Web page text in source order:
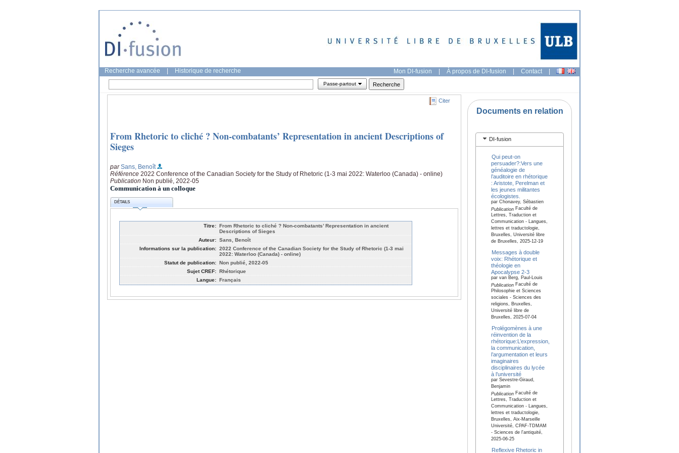
Recherche avancée Historique de recherche Mon DI-fusion | À propos de DI-fusion | Contact |
Passe-partout
Citer
From Rhetoric to cliché ? Non-combatants’ Representation in ancient Descriptions of
Sieges
parSans, Benoît
Référence 2022 Conference of the Canadian Society for the Study of Rhetoric (1-3 mai 2022: Waterloo (Canada) - online)
Publication Non publié, 2022-05
Communication à un colloque
DÉTAILS
Titre: From Rhetoric to cliché ? Non-combatants’ Representation in ancient
Descriptions of Sieges
Auteur: Sans, Benoît
Informations sur la publication: 2022 Conference of the Canadian Society for the Study of Rhetoric (1-3 mai
2022: Waterloo (Canada) - online)
Statut de publication: Non publié, 2022-05
Sujet CREF: Rhétorique
Langue: Français
Documents en relation
DI-fusion
Qui peut-on
persuader?:Vers une
généalogie de
l’auditoire en rhétorique
: Aristote, Perelman et
les jeunes militantes
écologistes.
par Chonavey, Sébastien
PublicationFaculté de
Lettres, Traduction et
Communication - Langues,
lettres et traductologie,
Bruxelles, Université libre
de Bruxelles, 2025-12-19
Messages à double
voix: Rhétorique et
théologie en
Apocalypse 2-3
par van Berg, Paul-Louis
PublicationFaculté de
Philosophie et Sciences
sociales - Sciences des
religions, Bruxelles,
Université libre de
Bruxelles, 2025-07-04
Prolégomènes à une
réinvention de la
rhétorique:L’expression,
la communication,
l’argumentation et leurs
imaginaires
disciplinaires du lycée
à l’université
par Sevestre-Giraud,
Benjamin
PublicationFaculté de
Lettres, Traduction et
Communication - Langues,
lettres et traductologie,
Bruxelles, Aix-Marseille
Université, CPAF-TDMAM
- Sciences de l'antiquité,
2025-06-25
Reflexive Rhetoric in